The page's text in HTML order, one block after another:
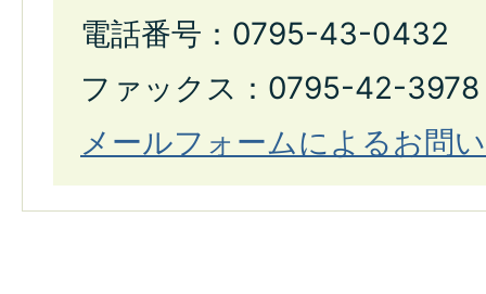
電話番号：0795-43-0432
ファックス：0795-42-3978
メールフォームによるお問